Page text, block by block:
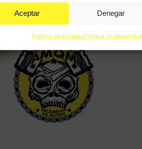
Aceptar Denegar
Política de CookiesPolítica de privacidad